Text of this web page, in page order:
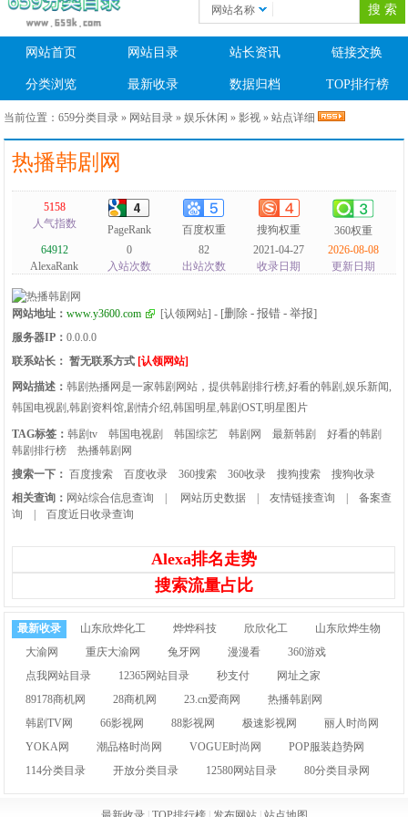
网站名称
网站首页 网站目录 站长资讯 链接交换
分类浏览 最新收录 数据归档 TOP排行榜
当前位置：659分类目录 » 网站目录 »娱乐休闲 »影视 » 站点详细
热播韩剧网
5158
人气指数
PageRank 百度权重 搜狗权重
360权重
64912
AlexaRank
0
入站次数
82
出站次数
2021-04-27
收录日期
2026-08-08
更新日期
网站地址：www.y3600.com [认领网站] - [删除 - 报错 - 举报]
服务器IP：0.0.0.0
联系站长： 暂无联系方式 [认领网站]
网站描述：韩剧热播网是一家韩剧网站，提供韩剧排行榜,好看的韩剧,娱乐新闻,
韩国电视剧,韩剧资料馆,剧情介绍,韩国明星,韩剧OST,明星图片
TAG标签：韩剧tv 韩国电视剧 韩国综艺 韩剧网 最新韩剧
好看的韩剧
韩剧排行榜
热播韩剧网
搜索一下： 百度搜索 百度收录 360搜索 360收录 搜狗搜索
搜狗收录
相关查询： 网站综合信息查询 网站历史数据 |友情链接查询 |备案查
询
|百度近日收录查询
Alexa排名走势
搜索流量占比
最新收录 山东欣烨化工 烨烨科技 欣欣化工
山东欣烨生物
大渝网
重庆大渝网 兔牙网 漫漫看
360游戏
点我网站目录
12365网站目录 秒支付
网址之家
89178商机网
28商机网 23.cn爱商网
热播韩剧网
韩剧TV网
66影视网 88影视网 极速影视网
丽人时尚网
YOKA网
潮品格时尚网 VOGUE时尚网
POP服装趋势网
114分类目录
开放分类目录 12580网站目录 80分类目录网